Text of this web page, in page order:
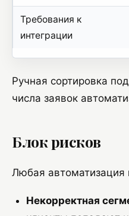
Требования к
интеграции
Ручная сортировка
числа заявок
Блок рисков
Любая автоматизация
Некорректная